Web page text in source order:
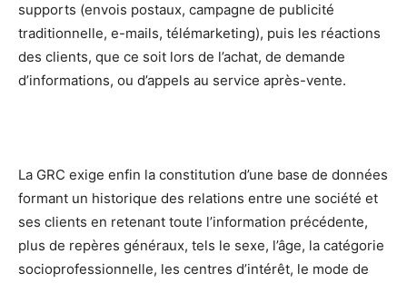
supports (envois postaux, campagne de publicité
traditionnelle, e-mails, télémarketing), puis les réactions
des clients, que ce soit lors de l’achat, de demande
d’informations, ou d’appels au service après-vente.
La GRC exige enfin la constitution d’une base de données
formant un historique des relations entre une société et
ses clients en retenant toute l’information précédente,
plus de repères généraux, tels le sexe, l’âge, la catégorie
socioprofessionnelle, les centres d’intérêt, le mode de